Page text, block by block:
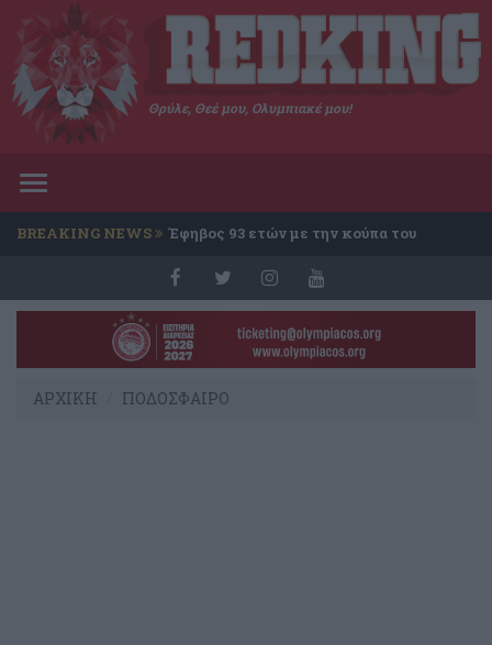
Θρύλε, Θεέ μου, Ολυμπιακέ μου!
Toggle
BREAKING NEWS Έφηβος 93 ετών με την κούπα του
ΑΡΧΙΚΗ ΠΟΔΟΣΦΑΙΡΟ